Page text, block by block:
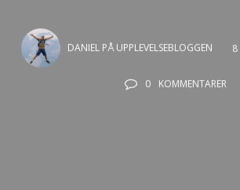
DANIEL PÅ UPPLEVELSEBLOGGEN 8
0 KOMMENTARER